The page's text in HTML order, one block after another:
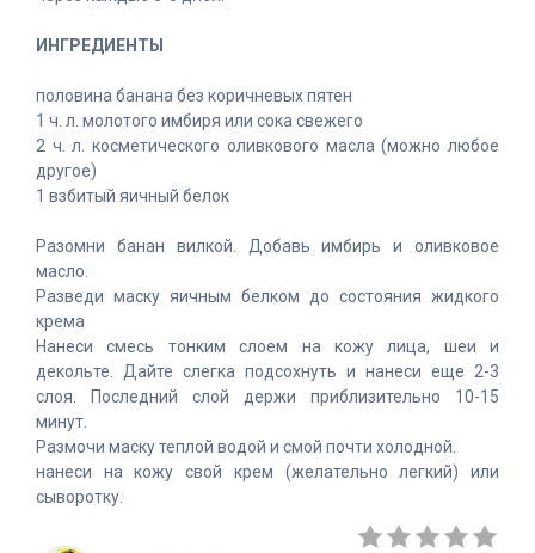
ИНГРЕДИЕНТЫ
половина банана без коричневых пятен
1 ч. л. молотого имбиря или сока свежего
2 ч. л. косметического оливкового масла (можно любое
другое)
1 взбитый яичный белок
Разомни банан вилкой. Добавь имбирь и оливковое
масло.
Разведи маску яичным белком до состояния жидкого
крема
Нанеси смесь тонким слоем на кожу лица, шеи и
декольте. Дайте слегка подсохнуть и нанеси еще 2-3
слоя. Последний слой держи приблизительно 10-15
минут.
Размочи маску теплой водой и смой почти холодной.
нанеси на кожу свой крем (желательно легкий) или
сыворотку.